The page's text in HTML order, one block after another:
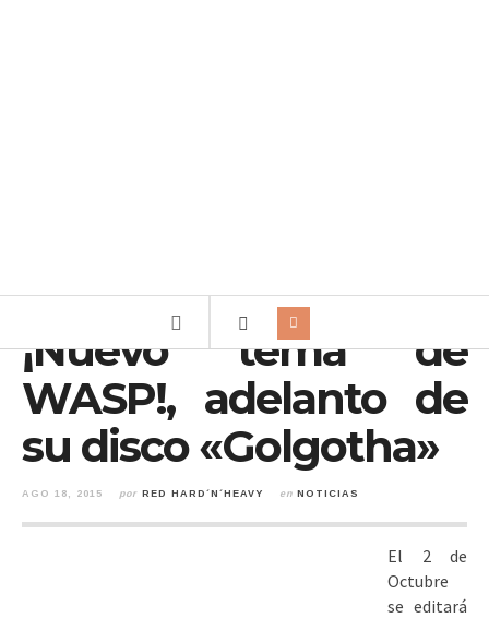
¡Nuevo tema de
WASP!, adelanto de
su disco «Golgotha»
AGO 18, 2015 por RED HARD´N´HEAVY en NOTICIAS
El 2 de
Octubre
se editará